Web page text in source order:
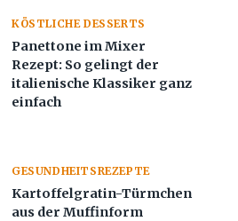
KÖSTLICHE DESSERTS
Panettone im Mixer
Rezept: So gelingt der
italienische Klassiker ganz
einfach
GESUNDHEITSREZEPTE
Kartoffelgratin-Türmchen
aus der Muffinform